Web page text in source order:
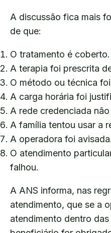
A discussão fica mais
de que:
O tratamento é coberto.
A terapia foi prescrita
O método ou técnica
A carga horária foi
A rede credenciada
A família tentou usar a
A operadora foi avisada.
O atendimento
falhou.
A ANS informa, nas
atendimento, que se a
atendimento dentro